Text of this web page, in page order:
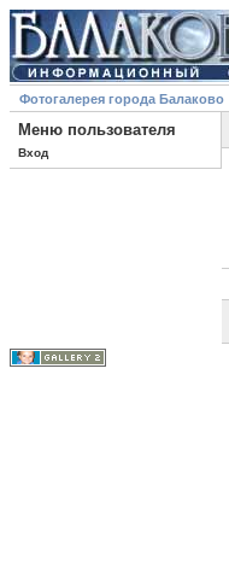
Фотогалерея города Балаково
Меню пользователя
Вход